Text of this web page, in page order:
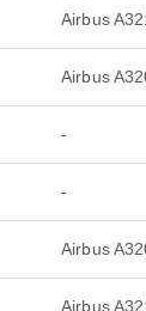
Airbus
Airbus
-
-
Airbus
Airbus